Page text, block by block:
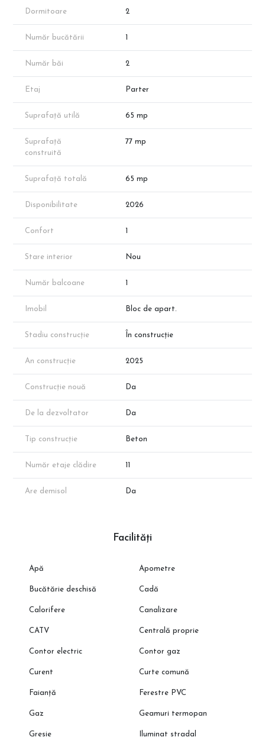
astfel încât să respecte riguros normativele și reglementările în
cutremurelor, în conformitate cu normativele în vigoare.
cartierului Titan, beneficiind in acelasi timp de zone verzi ample.
Ansamblul se afla in apropierea principalelor atractii și spatii de
socializare din zona Titan (Auchan Titan, Iris Mall, Jumbo, Ikea,
acces rapid catre mijloacele de transport, pentru ca tu sa ajungi
prezentare.
*Apartamentul prezentat face parte din portofoliul
dezvoltatorului, însă disponibilitatea proprietăților poate varia în
funcție de vânzări.
*Suprafața apartamentului menționată în anunț este suprafața
aproximativă conform schițelor de prezentare. Suprafața exacta
dezvoltatorului!
Dormitoare 2
Număr bucătării 1
Număr băi 2
Etaj Parter
Suprafață utilă 65 mp
Suprafață
construită
77 mp
Suprafață totală 65 mp
Disponibilitate 2026
Confort 1
Stare interior Nou
Număr balcoane 1
Imobil Bloc de apart.
Stadiu construcție În construcție
An construcție 2025
Construcție nouă Da
De la dezvoltator Da
Tip construcție Beton
Număr etaje clădire 11
Are demisol Da
Facilități
Apă Apometre
Bucătărie deschisă Cadă
Calorifere Canalizare
CATV Centrală proprie
Contor electric Contor gaz
Curent Curte comună
Faianță Ferestre PVC
Gaz Geamuri termopan
Gresie Iluminat stradal